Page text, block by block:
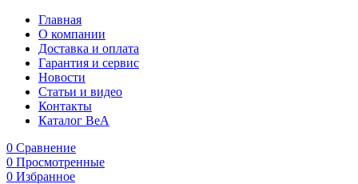
Главная
О компании
Доставка и оплата
Гарантия и сервис
Новости
Статьи и видео
Контакты
Каталог BeA
0 Сравнение
0 Просмотренные
0 Избранное